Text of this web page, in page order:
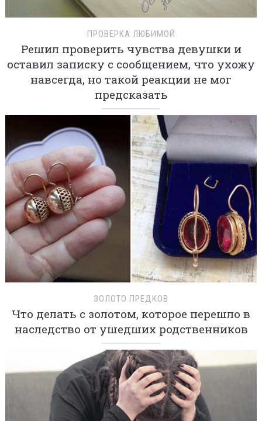
ПРОВЕРКА ЛЮБИМОЙ
Решил проверить чувства девушки и
оставил записку с сообщением, что ухожу
навсегда, но такой реакции не мог
предсказать
ЗОЛОТО ПРЕДКОВ
Что делать с золотом, которое перешло в
наследство от ушедших родственников